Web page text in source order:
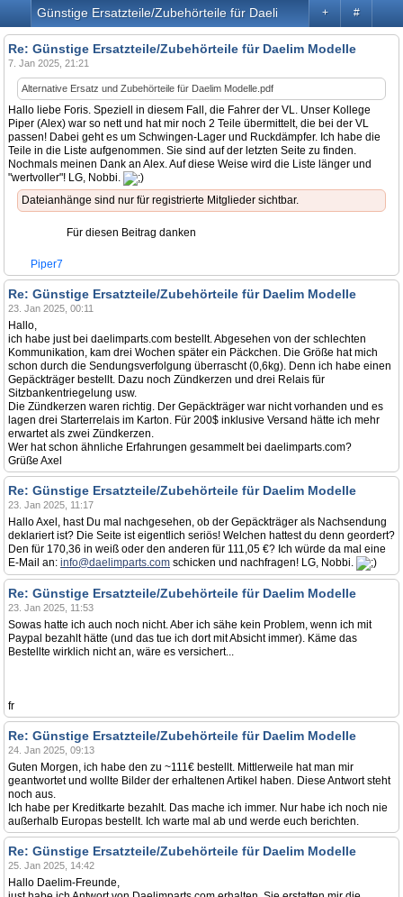
#
+
Günstige Ersatzteile/Zubehörteile für Daelim Modelle
Re: Günstige Ersatzteile/Zubehörteile für Daelim Modelle
7. Jan 2025, 21:21
Alternative Ersatz und Zubehörteile für Daelim Modelle.pdf
Hallo liebe Foris. Speziell in diesem Fall, die Fahrer der VL. Unser Kollege
Piper (Alex) war so nett und hat mir noch 2 Teile übermittelt, die bei der VL
passen! Dabei geht es um Schwingen-Lager und Ruckdämpfer. Ich habe die
Teile in die Liste aufgenommen. Sie sind auf der letzten Seite zu finden.
Nochmals meinen Dank an Alex. Auf diese Weise wird die Liste länger und
"wertvoller"! LG, Nobbi.
Dateianhänge sind nur für registrierte Mitglieder sichtbar.
Für diesen Beitrag danken
Piper7
Re: Günstige Ersatzteile/Zubehörteile für Daelim Modelle
23. Jan 2025, 00:11
Hallo,
ich habe just bei daelimparts.com bestellt. Abgesehen von der schlechten
Kommunikation, kam drei Wochen später ein Päckchen. Die Größe hat mich
schon durch die Sendungsverfolgung überrascht (0,6kg). Denn ich habe einen
Gepäckträger bestellt. Dazu noch Zündkerzen und drei Relais für
Sitzbankentriegelung usw.
Die Zündkerzen waren richtig. Der Gepäckträger war nicht vorhanden und es
lagen drei Starterrelais im Karton. Für 200$ inklusive Versand hätte ich mehr
erwartet als zwei Zündkerzen.
Wer hat schon ähnliche Erfahrungen gesammelt bei daelimparts.com?
Grüße Axel
Re: Günstige Ersatzteile/Zubehörteile für Daelim Modelle
23. Jan 2025, 11:17
Hallo Axel, hast Du mal nachgesehen, ob der Gepäckträger als Nachsendung
deklariert ist? Die Seite ist eigentlich seriös! Welchen hattest du denn geordert?
Den für 170,36 in weiß oder den anderen für 111,05 €? Ich würde da mal eine
E-Mail an: info@daelimparts.com schicken und nachfragen! LG, Nobbi.
Re: Günstige Ersatzteile/Zubehörteile für Daelim Modelle
23. Jan 2025, 11:53
Sowas hatte ich auch noch nicht. Aber ich sähe kein Problem, wenn ich mit
Paypal bezahlt hätte (und das tue ich dort mit Absicht immer). Käme das
Bestellte wirklich nicht an, wäre es versichert...
fr
Re: Günstige Ersatzteile/Zubehörteile für Daelim Modelle
24. Jan 2025, 09:13
Guten Morgen, ich habe den zu ~111€ bestellt. Mittlerweile hat man mir
geantwortet und wollte Bilder der erhaltenen Artikel haben. Diese Antwort steht
noch aus.
Ich habe per Kreditkarte bezahlt. Das mache ich immer. Nur habe ich noch nie
außerhalb Europas bestellt. Ich warte mal ab und werde euch berichten.
Re: Günstige Ersatzteile/Zubehörteile für Daelim Modelle
25. Jan 2025, 14:42
Hallo Daelim-Freunde,